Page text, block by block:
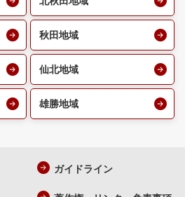
秋田地域
仙北地域
雄勝地域
ガイドライン